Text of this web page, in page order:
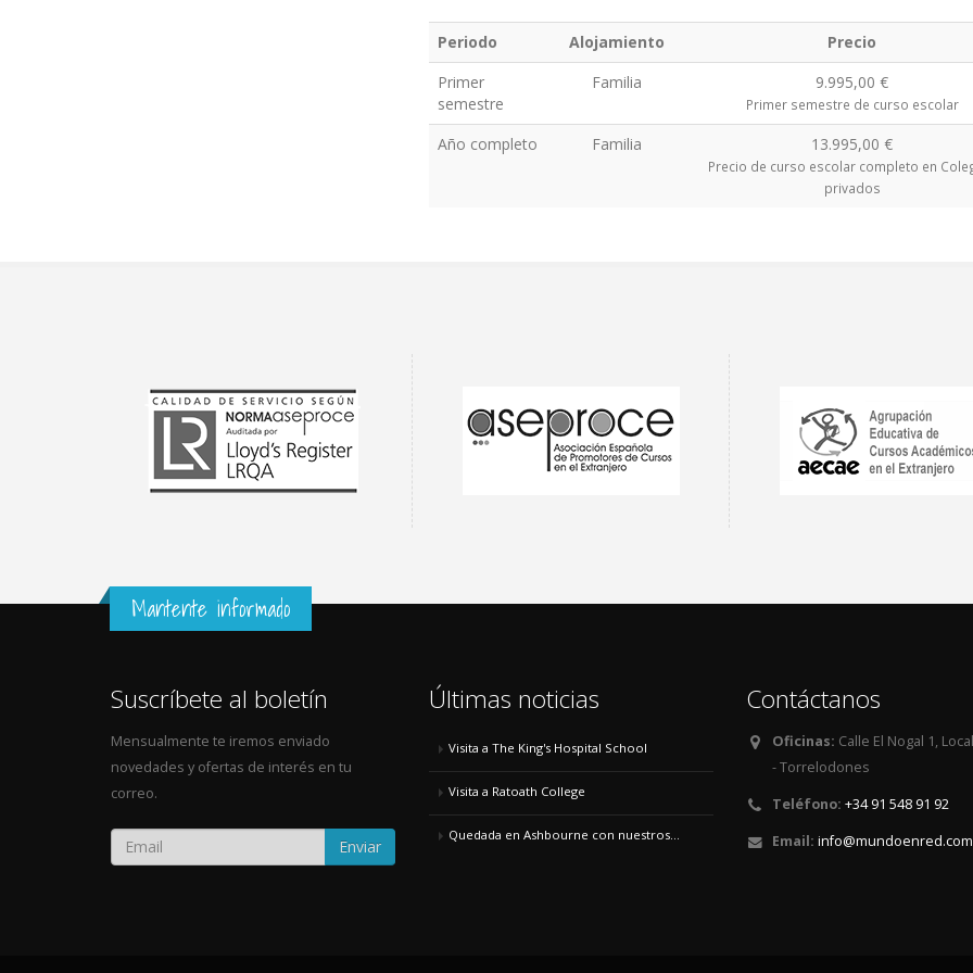
Periodo Alojamiento
Precio
Primer
semestre
Familia 9.995,00 €
Primer semestre de curso escolar
Año completo Familia 13.995,00 €
Precio de curso escolar completo en
privados
Mantente informado
Suscríbete al boletín
Mensualmente te iremos enviado
novedades y ofertas de interés en tu
correo.
Enviar
Últimas noticias
Visita a The King's Hospital School
Visita a Ratoath College
Quedada en Ashbourne con nuestros...
Contáctanos
Oficinas: Calle El Nogal 1,
- Torrelodones
Teléfono: +34 91 548 91 92
Email: info@mundoenred.com